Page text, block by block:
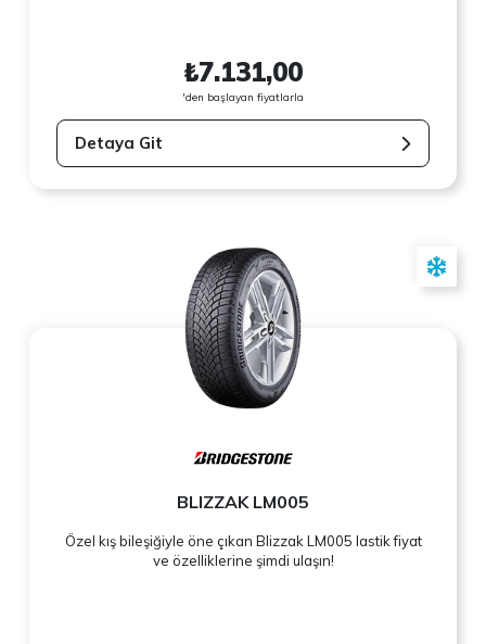
₺7.131,00
'den başlayan fiyatlarla
Detaya Git
BLIZZAK LM005
Özel kış bileşiğiyle öne çıkan Blizzak LM005 lastik fiyat
ve özelliklerine şimdi ulaşın!